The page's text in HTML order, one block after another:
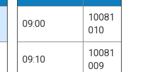
09:00
10081
010
09:10
10081
009